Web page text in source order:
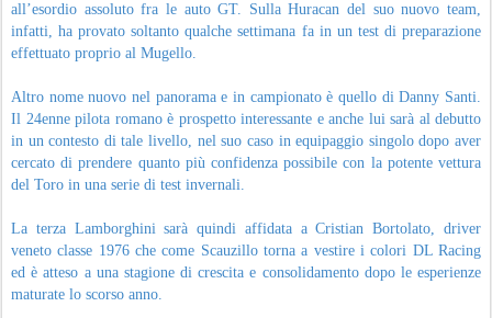
all’esordio assoluto fra le auto GT. Sulla Huracan del suo nuovo team,
infatti, ha provato soltanto qualche settimana fa in un test di preparazione
effettuato proprio al Mugello.
Altro nome nuovo nel panorama e in campionato è quello di Danny Santi.
Il 24enne pilota romano è prospetto interessante e anche lui sarà al debutto
in un contesto di tale livello, nel suo caso in equipaggio singolo dopo aver
cercato di prendere quanto più confidenza possibile con la potente vettura
del Toro in una serie di test invernali.
La terza Lamborghini sarà quindi affidata a Cristian Bortolato, driver
veneto classe 1976 che come Scauzillo torna a vestire i colori DL Racing
ed è atteso a una stagione di crescita e consolidamento dopo le esperienze
maturate lo scorso anno.